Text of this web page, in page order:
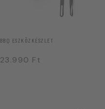
BBQ ESZKÖZKÉSZLET
23.990 Ft